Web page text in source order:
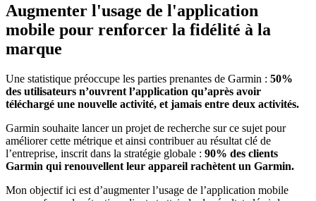
Augmenter l'usage de l'application
mobile pour renforcer la fidélité à la
marque
Une statistique préoccupe les parties prenantes de Garmin : 50%
des utilisateurs n’ouvrent l’application qu’après avoir
téléchargé une nouvelle activité, et jamais entre deux activités.
Garmin souhaite lancer un projet de recherche sur ce sujet pour
améliorer cette métrique et ainsi contribuer au résultat clé de
l’entreprise, inscrit dans la stratégie globale : 90% des clients
Garmin qui renouvellent leur appareil rachètent un Garmin.
Mon objectif ici est d’augmenter l’usage de l’application mobile